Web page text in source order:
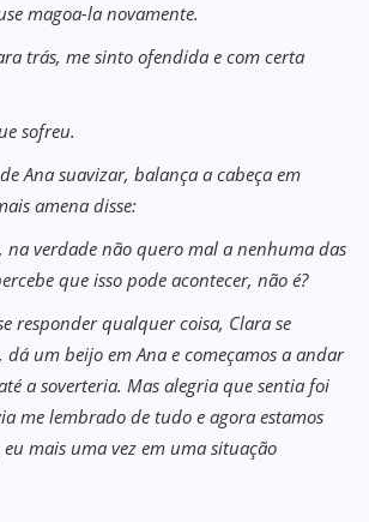
magoa-la novamente.
trás, me sinto ofendida e com certa
sofreu.
Ana suavizar, balança a cabeça em
amena disse:
na verdade não quero mal a nenhuma das
que isso pode acontecer, não é?
responder qualquer coisa, Clara se
dá um beijo em Ana e começamos a andar
a soverteria. Mas alegria que sentia foi
me lembrado de tudo e agora estamos
mais uma vez em uma situação